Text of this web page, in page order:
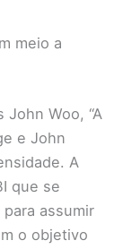
meio a
Woo, “A
e John
A
que se
assumir
o objetivo